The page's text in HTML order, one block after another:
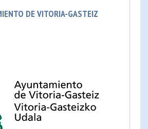
DE VITORIA-GASTEIZ